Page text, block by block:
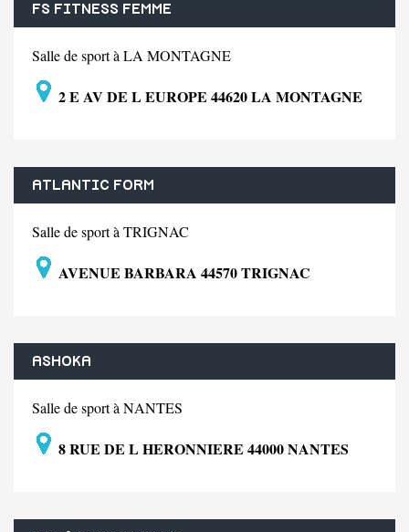
FS FITNESS FEMME
Salle de sport à LA MONTAGNE
2 E AV DE L EUROPE 44620 LA MONTAGNE
ATLANTIC FORM
Salle de sport à TRIGNAC
AVENUE BARBARA 44570 TRIGNAC
ASHOKA
Salle de sport à NANTES
8 RUE DE L HERONNIERE 44000 NANTES